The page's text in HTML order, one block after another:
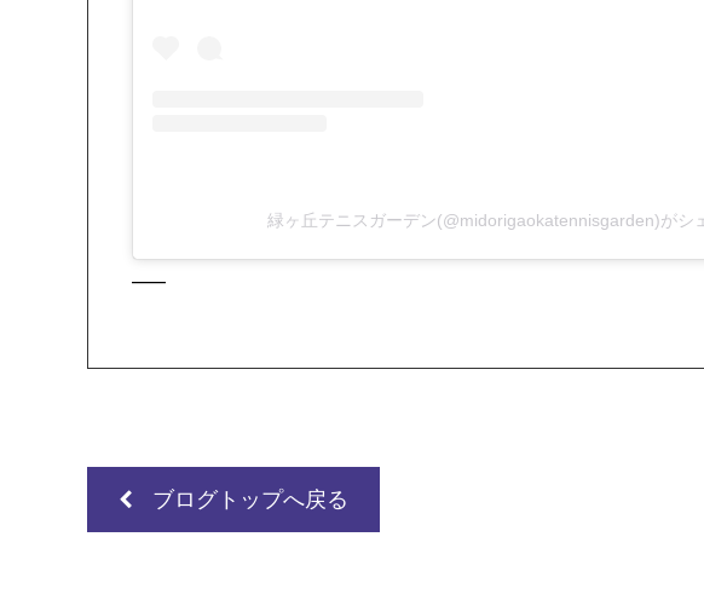
緑ヶ丘テニスガーデン(@midorigaokatennisgarden)がシ
—–
ブログトップへ戻る